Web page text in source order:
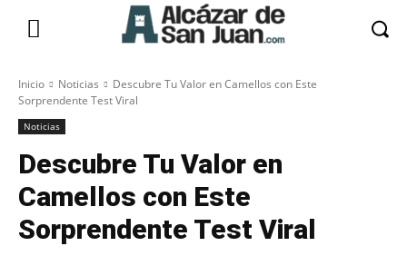
Inicio Noticias
Descubre Tu Valor en Camellos con Este
Sorprendente Test Viral
Noticias
Descubre Tu Valor en
Camellos con Este
Sorprendente Test Viral